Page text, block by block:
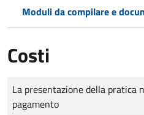
Moduli da compilare e
Costi
Tipo di pagamento
Importo
La presentazione della pratica
pagamento